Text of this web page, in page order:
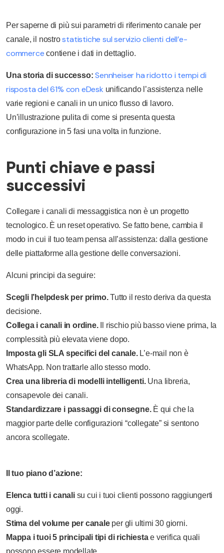
Per saperne di più sui parametri di riferimento canale per
canale, il nostro statistiche sul servizio clienti dell’e-
commerce contiene i dati in dettaglio.
Una storia di successo: Sennheiser ha ridotto i tempi di
risposta del 61% con eDesk unificando l’assistenza nelle
varie regioni e canali in un unico flusso di lavoro.
Un’illustrazione pulita di come si presenta questa
configurazione in 5 fasi una volta in funzione.
Punti chiave e passi
successivi
Collegare i canali di messaggistica non è un progetto
tecnologico. È un reset operativo. Se fatto bene, cambia il
modo in cui il tuo team pensa all’assistenza: dalla gestione
delle piattaforme alla gestione delle conversazioni.
Alcuni principi da seguire:
Scegli l’helpdesk per primo.Tutto il resto deriva da questa
decisione.
Collega i canali in ordine.Il rischio più basso viene prima, la
complessità più elevata viene dopo.
Imposta gli SLA specifici del canale.L’e-mail non è
WhatsApp. Non trattarle allo stesso modo.
Crea una libreria di modelli intelligenti.Una libreria,
consapevole dei canali.
Standardizzare i passaggi di consegne.È qui che la
maggior parte delle configurazioni “collegate” si sentono
ancora scollegate.
Il tuo piano d’azione:
Elenca tutti i canalisu cui i tuoi clienti possono raggiungerti
oggi.
Stima del volume per canaleper gli ultimi 30 giorni.
Mappa i tuoi 5 principali tipi di richiestae verifica quali